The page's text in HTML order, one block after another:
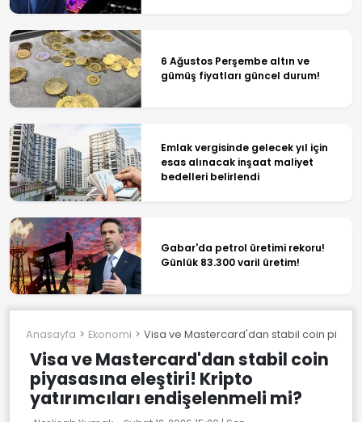
6 Ağustos Perşembe altın ve
gümüş fiyatları güncel durum!
Emlak vergisinde gelecek yıl için
esas alınacak inşaat maliyet
bedelleri belirlendi
Gabar'da petrol üretimi rekoru!
Günlük 83.300 varil üretim!
Anasayfa Ekonomi Visa ve Mastercard'dan stabil coin
Visa ve Mastercard'dan stabil coin
piyasasına eleştiri! Kripto
yatırımcıları endişelenmeli mi?